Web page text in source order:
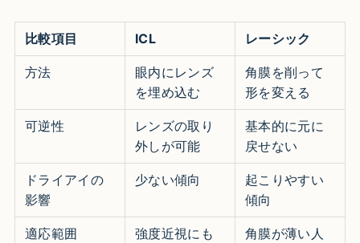
比較項目 ICL レーシック
方法
眼内にレンズ
を埋め込む
角膜を削って
形を変える
可逆性
レンズの取り
外しが可能
基本的に元に
戻せない
ドライアイの
影響
少ない傾向
起こりやすい
傾向
適応範囲
強度近視にも
角膜が薄い人